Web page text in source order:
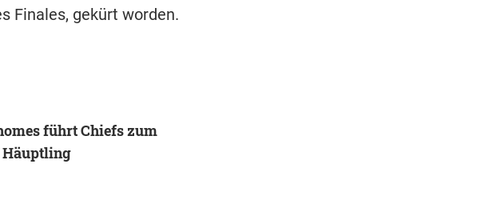
Finales, gekürt worden.
führt Chiefs zum
Häuptling